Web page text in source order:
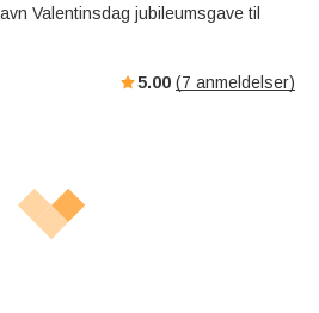
Valentinsdag jubileumsgave til
5.00 (7 anmeldelser)